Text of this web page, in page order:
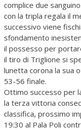
complice due
con la tripla regala il
successivo viene
sfondamento
il possesso per
il tiro di Triglione si
lunetta corona la sua
53-56 finale.
Ottimo successo per
la terza vittoria
classifica, prossimo
19:30 al Pala Poli